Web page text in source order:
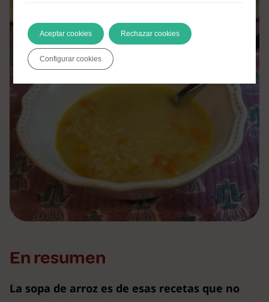
En resumen
La sopa de arroz es de esas recetas que no
Aceptar cookies Rechazar cookies
Configurar cookies